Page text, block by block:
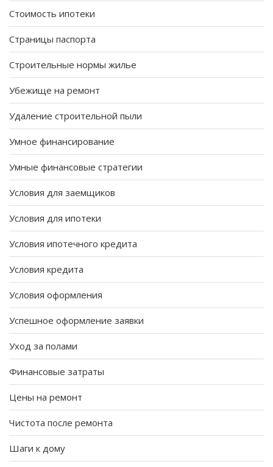
Стоимость ипотеки
Страницы паспорта
Строительные нормы жилье
Убежище на ремонт
Удаление строительной пыли
Умное финансирование
Умные финансовые стратегии
Условия для заемщиков
Условия для ипотеки
Условия ипотечного кредита
Условия кредита
Условия оформления
Успешное оформление заявки
Уход за полами
Финансовые затраты
Цены на ремонт
Чистота после ремонта
Шаги к дому